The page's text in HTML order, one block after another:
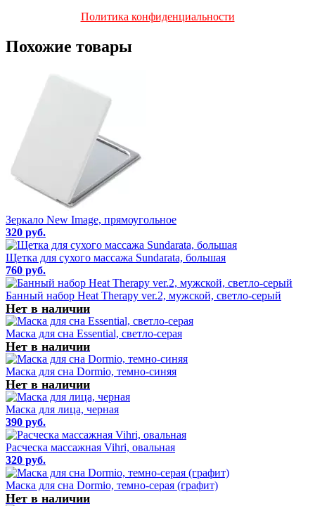
Политика конфиденциальности
Похожие товары
Зеркало New Image, прямоугольное
320 руб.
Щетка для сухого массажа Sundarata, большая
760 руб.
Банный набор Heat Therapy ver.2, мужской, светло-серый
Нет в наличии
Маска для сна Essential, светло-серая
Нет в наличии
Маска для сна Dormio, темно-синяя
Нет в наличии
Маска для лица, черная
390 руб.
Расческа массажная Vihri, овальная
320 руб.
Маска для сна Dormio, темно-серая (графит)
Нет в наличии